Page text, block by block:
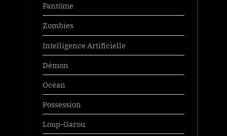
Fantôme
Zombies
Intelligence Artificielle
Démon
Océan
Possession
Loup-Garou